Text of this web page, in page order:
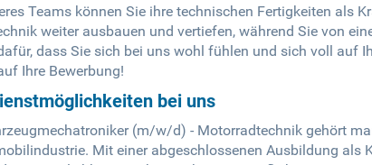
Teams können Sie ihre technischen Fertigkeiten als
weiter ausbauen und vertiefen, während Sie von
dass Sie sich bei uns wohl fühlen und sich voll auf
Ihre Bewerbung!
bei uns
(m/w/d) - Motorradtechnik gehört
Mit einer abgeschlossenen Ausbildung als